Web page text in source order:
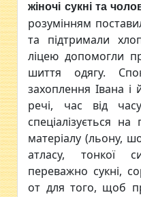
жіночі сукні та
розумінням
та підтримали
ліцею допомогли
шиття одягу.
захоплення Івана і
речі, час від
спеціалізується
матеріалу (льону,
атласу, тонкої
переважно сукні,
от для того, щоб